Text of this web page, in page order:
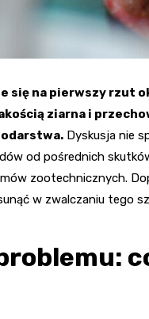
się na pierwszy rzut
ziarna i
Dyskusja nie
od pośrednich
zootechnicznych.
w zwalczaniu tego